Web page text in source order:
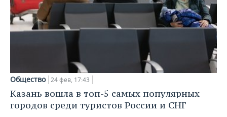
Общество 24 фев, 17:43
Казань вошла в топ-5 самых популярных
городов среди туристов России и СНГ